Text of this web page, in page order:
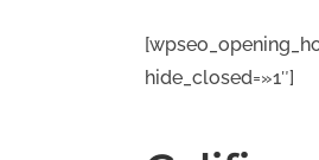
hide_closed=»1″]